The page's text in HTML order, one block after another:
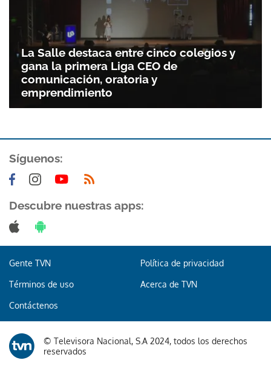
La Salle destaca entre cinco colegios y
gana la primera Liga CEO de
comunicación, oratoria y
emprendimiento
Síguenos:
Descubre nuestras apps:
Gente TVN Política de privacidad
Términos de uso Acerca de TVN
Contáctenos
© Televisora Nacional, S.A 2024, todos los derechos
reservados